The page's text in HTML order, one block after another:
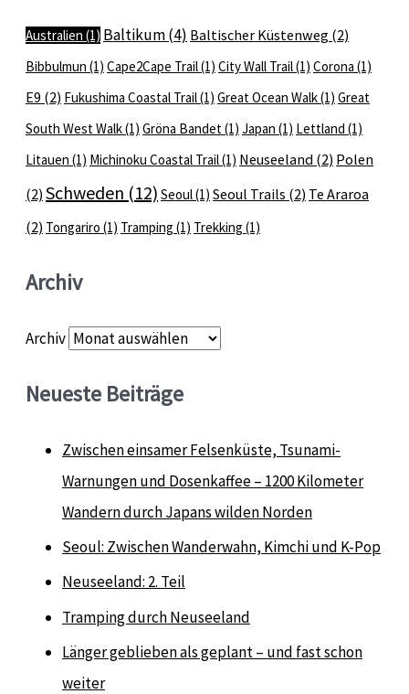
Australien (1) Baltikum(4) Baltischer Küstenweg (2)
Bibbulmun (1) Cape2Cape Trail(1) City Wall Trail(1) Corona (1)
E9 (2) Fukushima Coastal Trail(1) Great Ocean Walk(1) Great
South West Walk(1) Gröna Bandet(1) Japan (1) Lettland (1)
Litauen (1) Michinoku Coastal Trail(1) Neuseeland (2) Polen
(2) Schweden (12) Seoul(1) Seoul Trails (2) Te Araroa
(2) Tongariro (1) Tramping (1) Trekking (1)
Archiv
Archiv
Neueste Beiträge
Zwischen einsamer Felsenküste, Tsunami-
Warnungen und Dosenkaffee – 1200 Kilometer
Wandern durch Japans wilden Norden
Seoul: Zwischen Wanderwahn, Kimchi und K-Pop
Neuseeland: 2. Teil
Tramping durch Neuseeland
Länger geblieben als geplant – und fast schon
weiter